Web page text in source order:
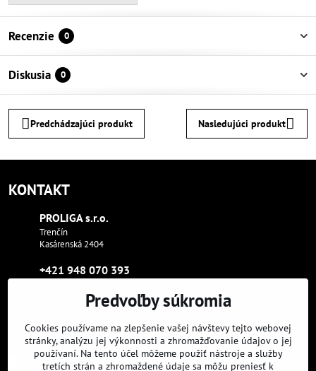
Recenzie 0
Diskusia 0
Predchádzajúci produkt Nasledujúci produkt
KONTAKT
PROLIGA s​.r​.o​.
Trenčín
Kasárenská 2404
+421 948 070 393
proliga​@proliga​.eu
Sme tam, kde aj vy:
Facebook Instagram Youtube
Predvoľby súkromia
Cookies používame na zlepšenie vašej návštevy tejto webovej
stránky, analýzu jej výkonnosti a zhromažďovanie údajov o jej
používaní. Na tento účel môžeme použiť nástroje a služby
tretích strán a zhromaždené údaje sa môžu preniesť k